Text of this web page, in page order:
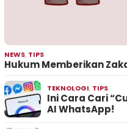
NEWS, TIPS
Hukum Memberikan
TEKNOLOGI, TIPS
Ini Cara Cari
AI WhatsApp!